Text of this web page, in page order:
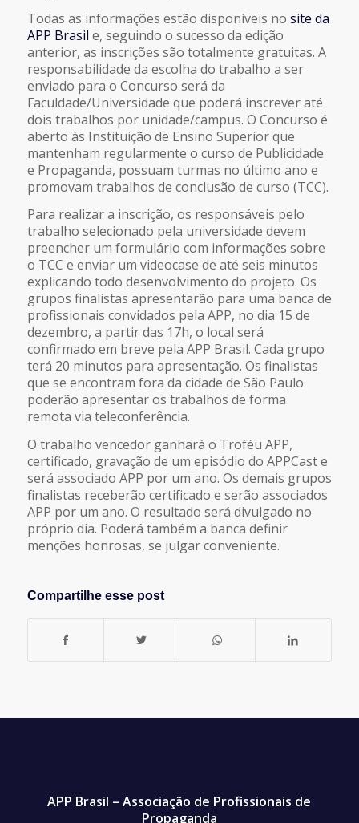
Todas as informações estão disponíveis no site da
APP Brasil e, seguindo o sucesso da edição
anterior, as inscrições são totalmente gratuitas. A
responsabilidade da escolha do trabalho a ser
enviado para o Concurso será da
Faculdade/Universidade que poderá inscrever até
dois trabalhos por unidade/campus. O Concurso é
aberto às Instituição de Ensino Superior que
mantenham regularmente o curso de Publicidade
e Propaganda, possuam turmas no último ano e
promovam trabalhos de conclusão de curso (TCC).
Para realizar a inscrição, os responsáveis pelo
trabalho selecionado pela universidade devem
preencher um formulário com informações sobre
o TCC e enviar um videocase de até seis minutos
explicando todo desenvolvimento do projeto. Os
grupos finalistas apresentarão para uma banca de
profissionais convidados pela APP, no dia 15 de
dezembro, a partir das 17h, o local será
confirmado em breve pela APP Brasil. Cada grupo
terá 20 minutos para apresentação. Os finalistas
que se encontram fora da cidade de São Paulo
poderão apresentar os trabalhos de forma
remota via teleconferência.
O trabalho vencedor ganhará o Troféu APP,
certificado, gravação de um episódio do APPCast e
será associado APP por um ano. Os demais grupos
finalistas receberão certificado e serão associados
APP por um ano. O resultado será divulgado no
próprio dia. Poderá também a banca definir
menções honrosas, se julgar conveniente.
Compartilhe esse post
APP Brasil – Associação de Profissionais de
Propaganda